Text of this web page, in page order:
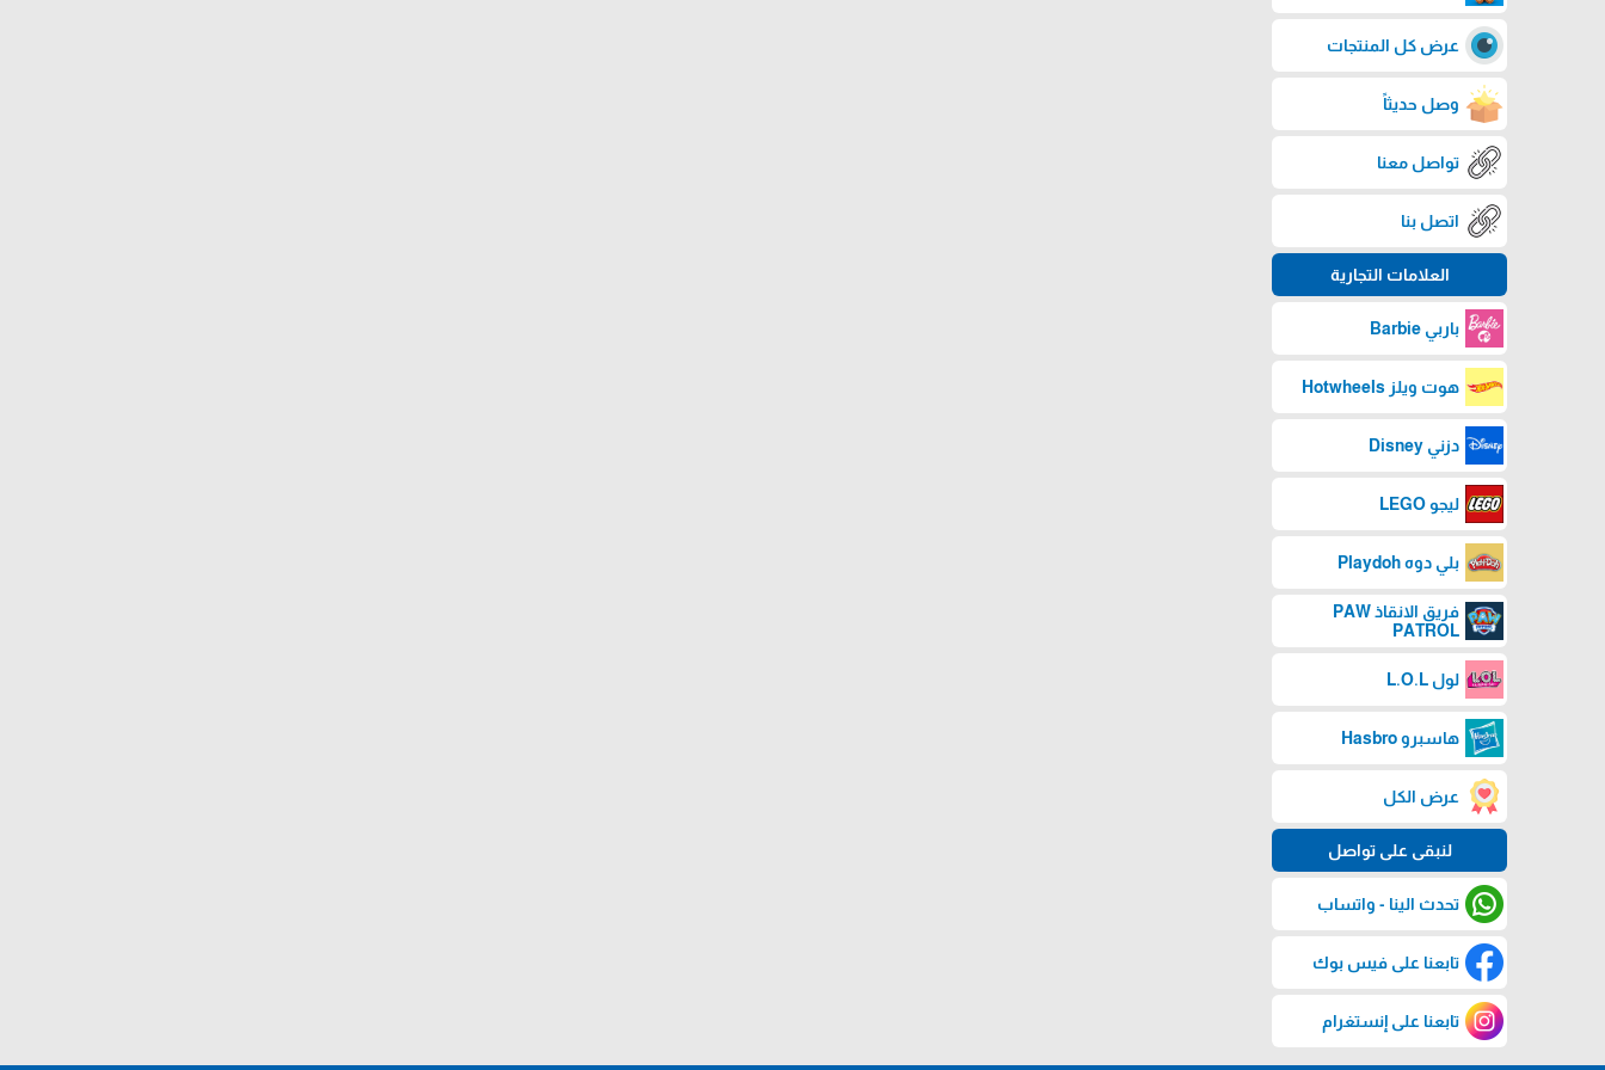
عرض كل المنتجات
وصل حديثاً
تواصل معنا
اتصل بنا
العلامات التجارية
باربي Barbie
هوت ويلز Hotwheels
دزني Disney
ليجو LEGO
بلي دوه Playdoh
فريق الانقاذ PAW
PATROL
لول L.O.L
هاسبرو Hasbro
عرض الكل
لنبقى على تواصل
تحدث الينا - واتساب
تابعنا على فيس بوك
تابعنا على إنستغرام